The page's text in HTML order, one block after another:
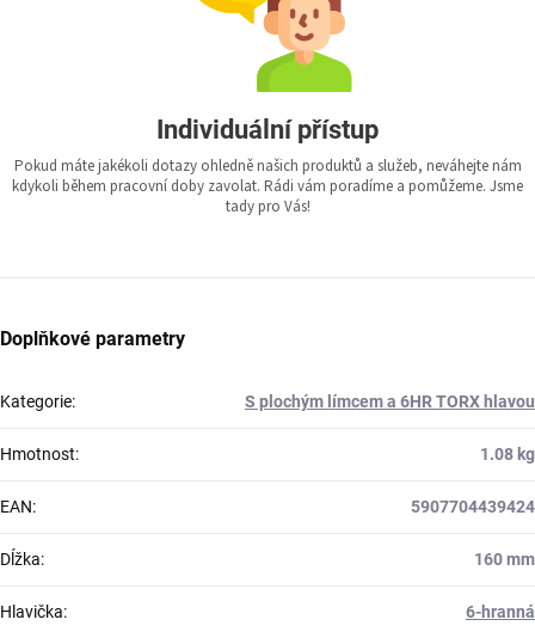
Individuální přístup
Pokud máte jakékoli dotazy ohledně našich produktů a služeb, neváhejte nám
kdykoli během pracovní doby zavolat. Rádi vám poradíme a pomůžeme. Jsme
tady pro Vás!
Doplňkové parametry
Kategorie: S plochým límcem a 6HR TORX hlavou
Hmotnost: 1.08 kg
EAN: 5907704439424
Dĺžka: 160 mm
Hlavička: 6-hranná